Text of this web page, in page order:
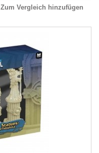
Zum Vergleich hinzufügen